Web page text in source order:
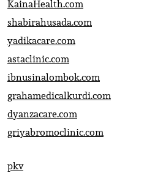
KainaHealth.com
shabirahusada.com
yadikacare.com
astaclinic.com
ibnusinalombok.com
grahamedicalkurdi.com
dyanzacare.com
griyabromoclinic.com
pkv